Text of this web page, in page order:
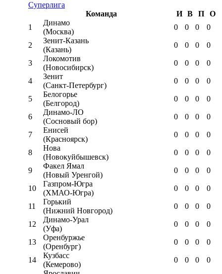
Суперлига
Команда
И В П
О
1
Динамо
(Москва)
0 0 0 0
2
Зенит-Казань
(Казань)
0 0 0 0
3
Локомотив
(Новосибирск)
0 0 0 0
4
Зенит
(Санкт-Петербург)
0 0 0 0
5
Белогорье
(Белгород)
0 0 0 0
6
Динамо-ЛО
(Сосновый бор)
0 0 0 0
7
Енисей
(Красноярск)
0 0 0 0
8
Нова
(Новокуйбышевск)
0 0 0 0
9
Факел Ямал
(Новый Уренгой)
0 0 0 0
10
Газпром-Югра
(ХМАО-Югра)
0 0 0 0
11
Горький
(Нижний Новгород)
0 0 0 0
12
Динамо-Урал
(Уфа)
0 0 0 0
13
Оренбуржье
(Оренбург)
0 0 0 0
14
Кузбасс
(Кемерово)
0 0 0 0